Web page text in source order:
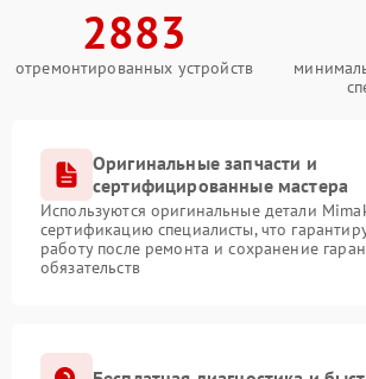
2883
отремонтированных устройств
Оригинальные запчасти и
сертифицированные мастера
Используются оригинальные детали
сертификацию специалисты, что
работу после ремонта и сохранение
обязательств